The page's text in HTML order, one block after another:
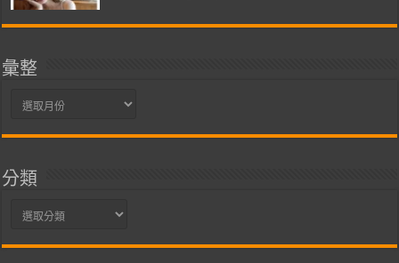
彙整
彙
分類
分